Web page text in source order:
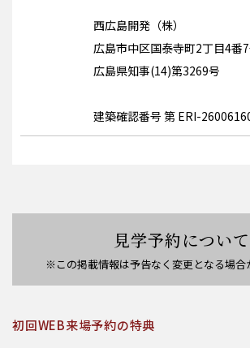
西広島開発（株）
広島市中区国泰寺町2丁目4番
広島県知事(14)第3269号
建築確認番号 第 ERI-
見学予約について
※この掲載情報は予告なく変更となる場合
初回WEB来場予約の特典